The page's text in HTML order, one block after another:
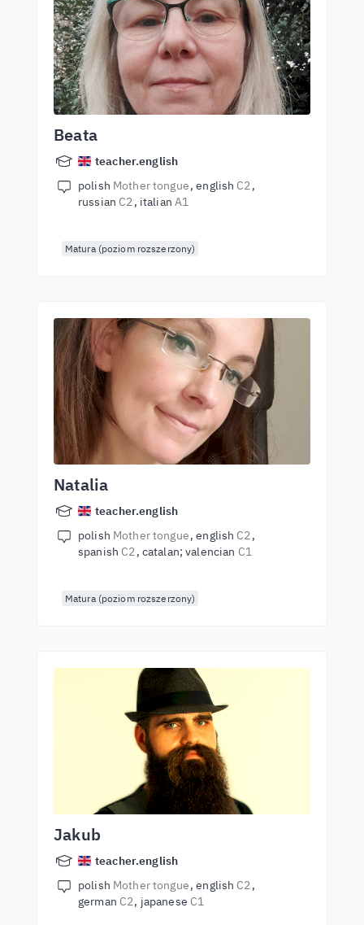
Beata
teacher.english
polish Mother tongue english C2
russian C2 italian A1
Matura (poziom rozszerzony)
Natalia
teacher.english
polish Mother tongue english C2
spanish C2 catalan; valencian C1
Matura (poziom rozszerzony)
Jakub
teacher.english
polish Mother tongue english C2
german C2 japanese C1